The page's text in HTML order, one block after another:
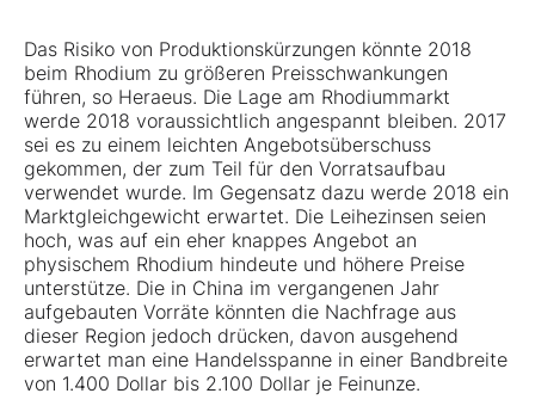
Das Risiko von Produktionskürzungen könnte 2018
beim Rhodium zu größeren Preisschwankungen
führen, so Heraeus. Die Lage am Rhodiummarkt
werde 2018 voraussichtlich angespannt bleiben. 2017
sei es zu einem leichten Angebotsüberschuss
gekommen, der zum Teil für den Vorratsaufbau
verwendet wurde. Im Gegensatz dazu werde 2018 ein
Marktgleichgewicht erwartet. Die Leihezinsen seien
hoch, was auf ein eher knappes Angebot an
physischem Rhodium hindeute und höhere Preise
unterstütze. Die in China im vergangenen Jahr
aufgebauten Vorräte könnten die Nachfrage aus
dieser Region jedoch drücken, davon ausgehend
erwartet man eine Handelsspanne in einer Bandbreite
von 1.400 Dollar bis 2.100 Dollar je Feinunze.